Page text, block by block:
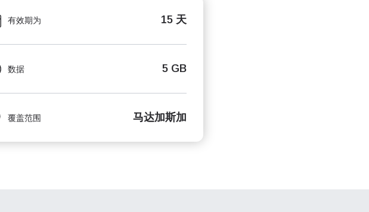
有效期为 15 天
数据 5 GB
覆盖范围 马达加斯加